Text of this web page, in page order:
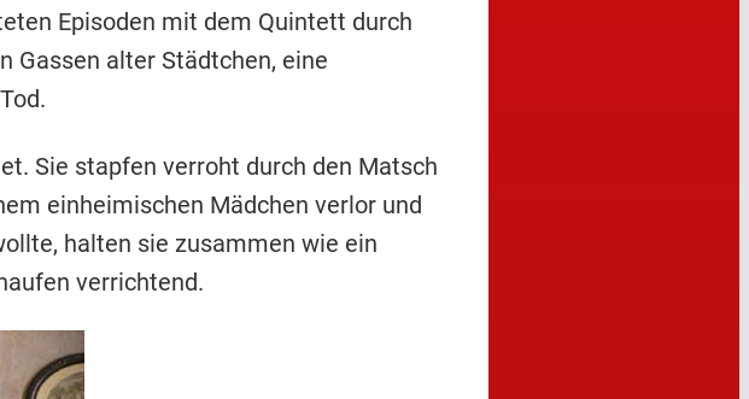
Episoden mit dem Quintett durch
Gassen alter Städtchen, eine
Sie stapfen verroht durch den Matsch
einheimischen Mädchen verlor und
halten sie zusammen wie ein
verrichtend.